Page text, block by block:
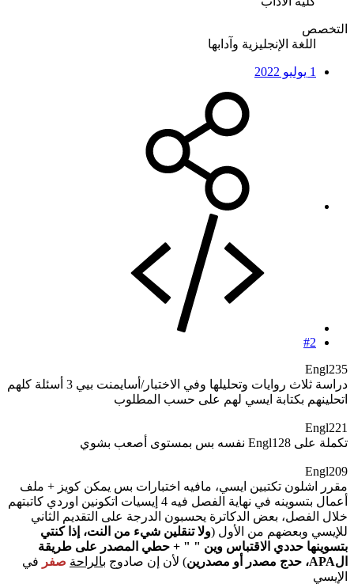
التخصص
اللغة الإنجليزية وآدابها
1 يوليو 2022
#2
Engl235
دراسة ثلاث روايات وتحليلها وفي الاختبار/أسايمنت بيي 3 أسئلة كلهم
اتحلينهم بكتابة ايسي لهم على حسب المطلوب
Engl221
تكملة على Engl128 نفسه بس بمستوى أصعب بشوي
Engl209
مقرر اشلون تكتبين ايسي، مافيه اختبارات بس يمكن كويز + ملف
أعمال بتسوينه في نهاية الفصل فيه 4 إيسيات اتكونين اوردي كاتبتهم
خلال الفصل، بعض الدكاترة يحسبون الدرجة على التقديم الثاني
للإيسي وبعضهم من الأول (ولا تنقلين شيء من النت، إذا كنتي
بتسوينها حددي الاقتباس وين " " + حطي المصدر على طريقة
الAPA، حدج مصدر أو مصدرين
) لأن إن صادوج بالراحة صفر في
الإيسي